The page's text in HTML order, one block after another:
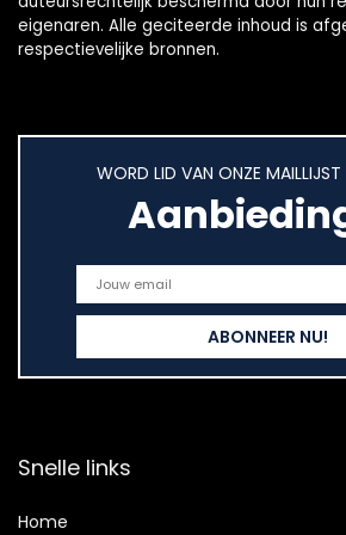
eigenaren. Alle geciteerde inhoud is
respectievelijke bronnen.
WORD LID VAN ONZE
Snelle links
Home